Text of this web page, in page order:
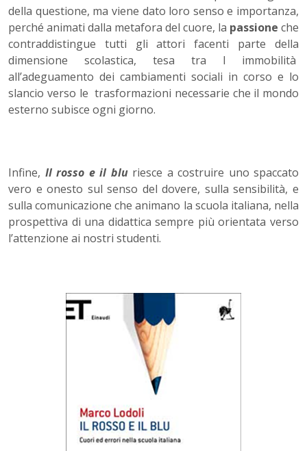
della questione, ma viene dato loro senso e importanza,
perché animati dalla metafora del cuore, la passione che
contraddistingue tutti gli attori facenti parte della
dimensione scolastica, tesa tra l immobilità
all’adeguamento dei cambiamenti sociali in corso e lo
slancio verso le trasformazioni necessarie che il mondo
esterno subisce ogni giorno.
Infine, Il rosso e il bluriesce a costruire uno spaccato
vero e onesto sul senso del dovere, sulla sensibilità, e
sulla comunicazione che animano la scuola italiana, nella
prospettiva di una didattica sempre più orientata verso
l’attenzione ai nostri studenti.